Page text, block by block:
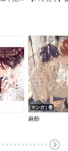
マンガ｜巻
麻酔